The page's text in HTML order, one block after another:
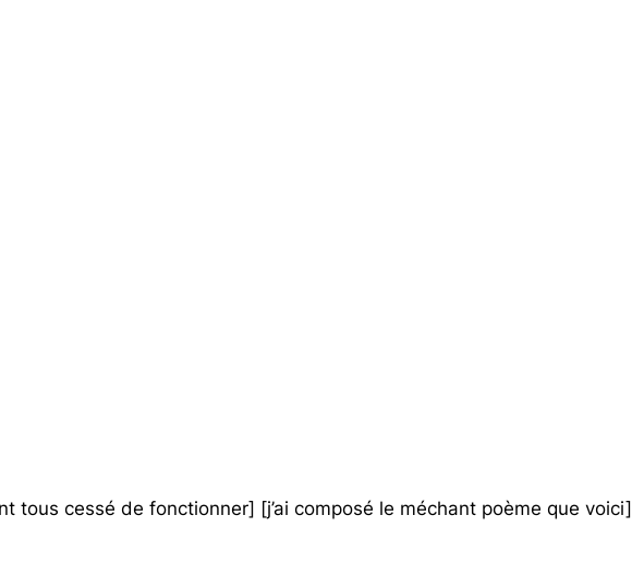
tous cessé de fonctionner] [j’ai composé le méchant poème que voici]